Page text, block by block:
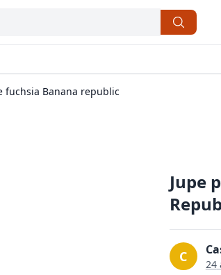
fuchsia Banana republic
Jupe
C 24